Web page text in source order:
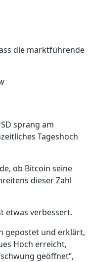
die marktführende
sprang am
Tageshoch
ob Bitcoin seine
dieser Zahl
etwas verbessert.
gepostet und erklärt,
Hoch erreicht,
geöffnet“,